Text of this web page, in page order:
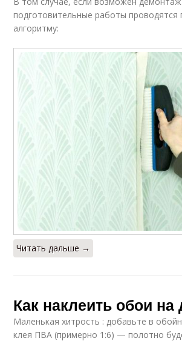
подготовительные работы
алгоритму:
Читать дальше →
Как наклеить обои на
Маленькая хитрость : добавьте в
клея ПВА (примерно 1:6) — полотно